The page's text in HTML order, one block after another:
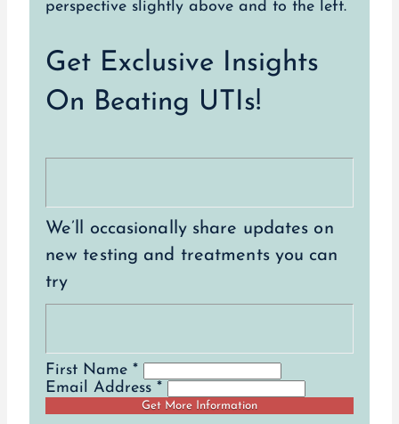
Get Exclusive Insights
On Beating UTIs!
We’ll occasionally share updates on
new testing and treatments you can
try
First Name *
Email Address *